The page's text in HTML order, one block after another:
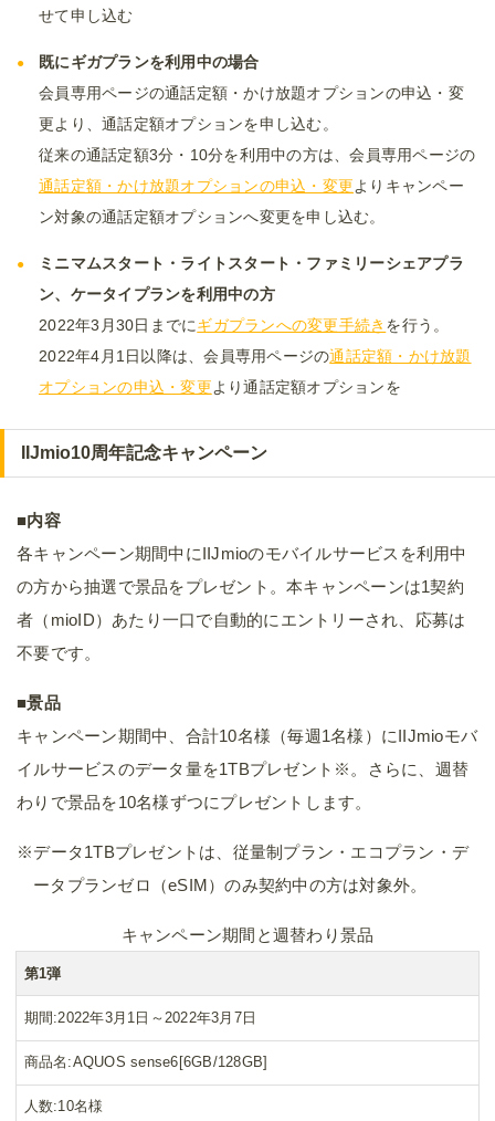
せて申し込む
既にギガプランを利用中の場合
会員専用ページの通話定額・かけ放題オプションの申込・変
更より、通話定額オプションを申し込む。
従来の通話定額3分・10分を利用中の方は、会員専用ページの
通話定額・かけ放題オプションの申込・変更よりキャンペー
ン対象の通話定額オプションへ変更を申し込む。
ミニマムスタート・ライトスタート・ファミリーシェアプラ
ン、ケータイプランを利用中の方
2022年3月30日までにギガプランへの変更手続き を行う。
2022年4月1日以降は、会員専用ページの通話定額・かけ放題
オプションの申込・変更より通話定額オプションを
IIJmio10周年記念キャンペーン
■内容
各キャンペーン期間中にIIJmioのモバイルサービスを利用中
の方から抽選で景品をプレゼント。本キャンペーンは1契約
者（mioID）あたり一口で自動的にエントリーされ、応募は
不要です。
■景品
キャンペーン期間中、合計10名様（毎週1名様）にIIJmioモバ
イルサービスのデータ量を1TBプレゼント※。さらに、週替
わりで景品を10名様ずつにプレゼントします。
※データ1TBプレゼントは、従量制プラン・エコプラン・デ
ータプランゼロ（eSIM）のみ契約中の方は対象外。
キャンペーン期間と週替わり景品
第1弾
期間 2022年3月1日～2022年3月7日
商品名 AQUOS sense6[6GB/128GB]
人数 10名様